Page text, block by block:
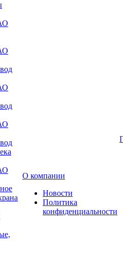
О компании
Новости
Политика
конфиденциальности